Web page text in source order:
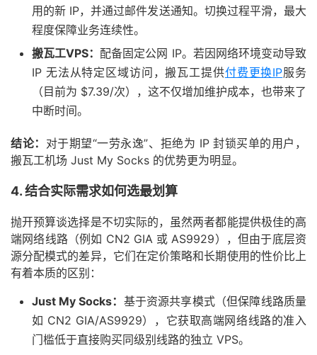
用的新 IP，并通过邮件发送通知。切换过程平滑，最大
程度保障业务连续性。
搬瓦工VPS： 配备固定公网 IP。若因网络环境变动导致
IP 无法从特定区域访问，搬瓦工提供付费更换IP服务
（目前为 $7.39/次），这不仅增加维护成本，也带来了
中断时间。
结论： 对于期望“一劳永逸”、拒绝为 IP 封锁买单的用户，
搬瓦工机场 Just My Socks 的优势更为明显。
4. 结合实际需求如何选最划算
抛开预算谈选择是不切实际的，虽然两者都能提供极佳的高
端网络线路（例如 CN2 GIA 或 AS9929），但由于底层资
源分配模式的差异，它们在定价策略和长期使用的性价比上
有着本质的区别：
Just My Socks： 基于资源共享模式（但保障线路质量
如 CN2 GIA/AS9929），它获取高端网络线路的准入
门槛低于直接购买同级别线路的独立 VPS。